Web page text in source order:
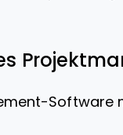
Software